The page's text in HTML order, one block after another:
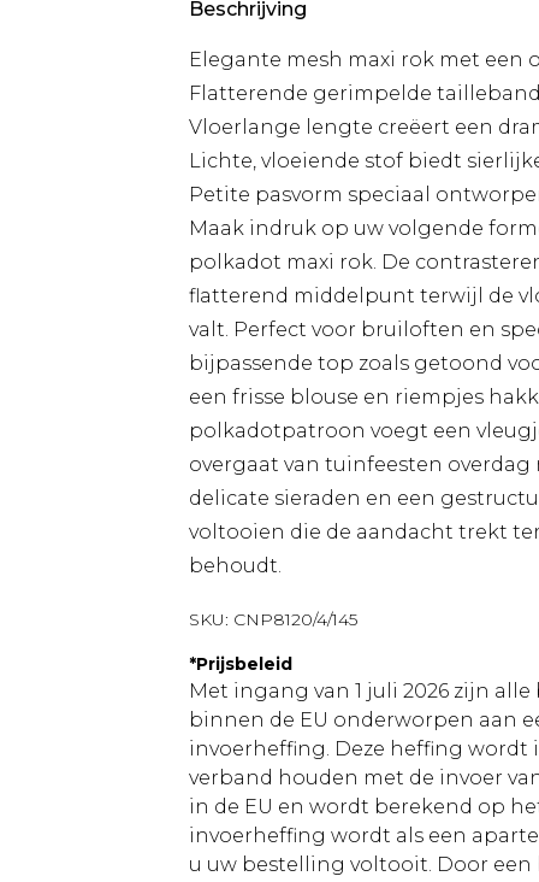
Beschrijving
Elegante mesh maxi rok met
Flatterende gerimpelde
Vloerlange lengte creëert een
Lichte, vloeiende stof biedt
Petite pasvorm speciaal
Maak indruk op uw volgende
polkadot maxi rok. De
flatterend middelpunt terwijl de
valt. Perfect voor bruiloften en
bijpassende top zoals getoond
een frisse blouse en riempjes
polkadotpatroon voegt een
overgaat van tuinfeesten overdag
delicate sieraden en een
voltooien die de aandacht trekt
behoudt.
SKU: CNP8120/4/145
*Prijsbeleid
Met ingang van 1 juli 2026 zijn
binnen de EU onderworpen aan
invoerheffing. Deze heffing
verband houden met de invoer
in de EU en wordt berekend op
invoerheffing wordt als een
u uw bestelling voltooit. Door